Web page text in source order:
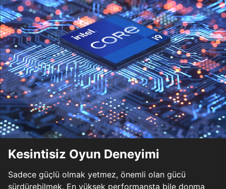
Kesintisiz Oyun Deneyimi
Sadece güçlü olmak yetmez, önemli olan gücü
sürdürebilmek. En yüksek performansta bile donma